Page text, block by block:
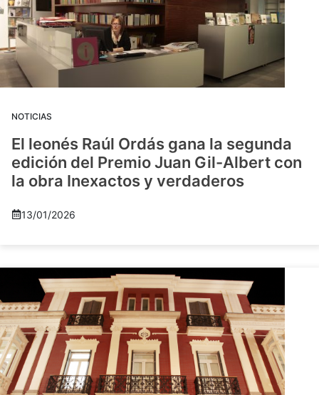
NOTICIAS
El leonés Raúl Ordás gana la segunda
edición del Premio Juan Gil-Albert con
la obra Inexactos y verdaderos
13/01/2026